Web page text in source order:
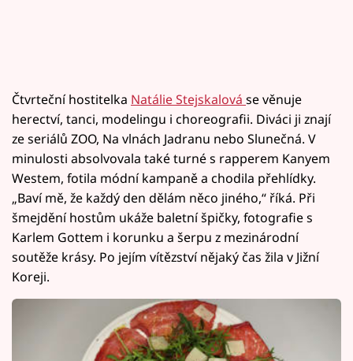
Čtvrteční hostitelka Natálie Stejskalová se věnuje
herectví, tanci, modelingu i choreografii. Diváci ji znají
ze seriálů ZOO, Na vlnách Jadranu nebo Slunečná. V
minulosti absolvovala také turné s rapperem Kanyem
Westem, fotila módní kampaně a chodila přehlídky.
„Baví mě, že každý den dělám něco jiného,“ říká. Při
šmejdění hostům ukáže baletní špičky, fotografie s
Karlem Gottem i korunku a šerpu z mezinárodní
soutěže krásy. Po jejím vítězství nějaký čas žila v Jižní
Koreji.